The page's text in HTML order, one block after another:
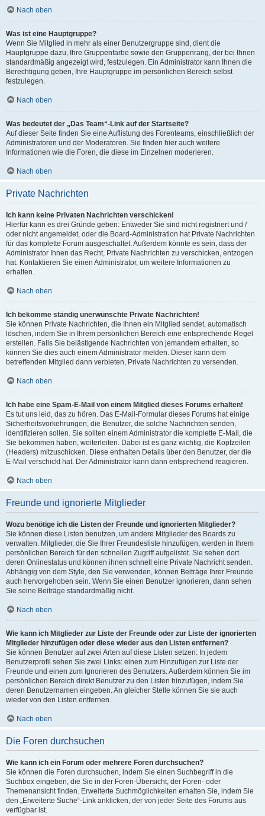
Nach oben
Was ist eine Hauptgruppe?
Wenn Sie Mitglied in mehr als einer Benutzergruppe sind, dient die
Hauptgruppe dazu, Ihre Gruppenfarbe sowie den Gruppenrang, der bei Ihnen
standardmäßig angezeigt wird, festzulegen. Ein Administrator kann Ihnen die
Berechtigung geben, Ihre Hauptgruppe im persönlichen Bereich selbst
festzulegen.
Nach oben
Was bedeutet der „Das Team“-Link auf der Startseite?
Auf dieser Seite finden Sie eine Auflistung des Forenteams, einschließlich der
Administratoren und der Moderatoren. Sie finden hier auch weitere
Informationen wie die Foren, die diese im Einzelnen moderieren.
Nach oben
Private Nachrichten
Ich kann keine Privaten Nachrichten verschicken!
Hierfür kann es drei Gründe geben: Entweder Sie sind nicht registriert und /
oder nicht angemeldet, oder die Board-Administration hat Private Nachrichten
für das komplette Forum ausgeschaltet. Außerdem könnte es sein, dass der
Administrator Ihnen das Recht, Private Nachrichten zu verschicken, entzogen
hat. Kontaktieren Sie einen Administrator, um weitere Informationen zu
erhalten.
Nach oben
Ich bekomme ständig unerwünschte Private Nachrichten!
Sie können Private Nachrichten, die Ihnen ein Mitglied sendet, automatisch
löschen, indem Sie in Ihrem persönlichen Bereich eine entsprechende Regel
erstellen. Falls Sie belästigende Nachrichten von jemandem erhalten, so
können Sie dies auch einem Administrator melden. Dieser kann dem
betreffenden Mitglied dann verbieten, Private Nachrichten zu versenden.
Nach oben
Ich habe eine Spam-E-Mail von einem Mitglied dieses Forums erhalten!
Es tut uns leid, das zu hören. Das E-Mail-Formular dieses Forums hat einige
Sicherheitsvorkehrungen, die Benutzer, die solche Nachrichten senden,
identifizieren sollen. Sie sollten einem Administrator die komplette E-Mail, die
Sie bekommen haben, weiterleiten. Dabei ist es ganz wichtig, die Kopfzeilen
(Headers) mitzuschicken. Diese enthalten Details über den Benutzer, der die
E-Mail verschickt hat. Der Administrator kann dann entsprechend reagieren.
Nach oben
Freunde und ignorierte Mitglieder
Wozu benötige ich die Listen der Freunde und ignorierten Mitglieder?
Sie können diese Listen benutzen, um andere Mitglieder des Boards zu
verwalten. Mitglieder, die Sie Ihrer Freundesliste hinzufügen, werden in Ihrem
persönlichen Bereich für den schnellen Zugriff aufgelistet. Sie sehen dort
deren Onlinestatus und können ihnen schnell eine Private Nachricht senden.
Abhängig von dem Style, den Sie verwenden, können Beiträge Ihrer Freunde
auch hervorgehoben sein. Wenn Sie einen Benutzer ignorieren, dann sehen
Sie seine Beiträge standardmäßig nicht.
Nach oben
Wie kann ich Mitglieder zur Liste der Freunde oder zur Liste der ignorierten
Mitglieder hinzufügen oder diese wieder aus den Listen entfernen?
Sie können Benutzer auf zwei Arten auf diese Listen setzen: In jedem
Benutzerprofil sehen Sie zwei Links: einen zum Hinzufügen zur Liste der
Freunde und einen zum Ignorieren des Benutzers. Außerdem können Sie im
persönlichen Bereich direkt Benutzer zu den Listen hinzufügen, indem Sie
deren Benutzernamen eingeben. An gleicher Stelle können Sie sie auch
wieder von den Listen entfernen.
Nach oben
Die Foren durchsuchen
Wie kann ich ein Forum oder mehrere Foren durchsuchen?
Sie können die Foren durchsuchen, indem Sie einen Suchbegriff in die
Suchbox eingeben, die Sie in der Foren-Übersicht, der Foren- oder
Themenansicht finden. Erweiterte Suchmöglichkeiten erhalten Sie, indem Sie
den „Erweiterte Suche“-Link anklicken, der von jeder Seite des Forums aus
verfügbar ist.